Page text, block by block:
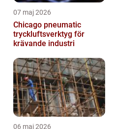
07 maj 2026
Chicago pneumatic
tryckluftsverktyg för
krävande industri
06 maj 2026